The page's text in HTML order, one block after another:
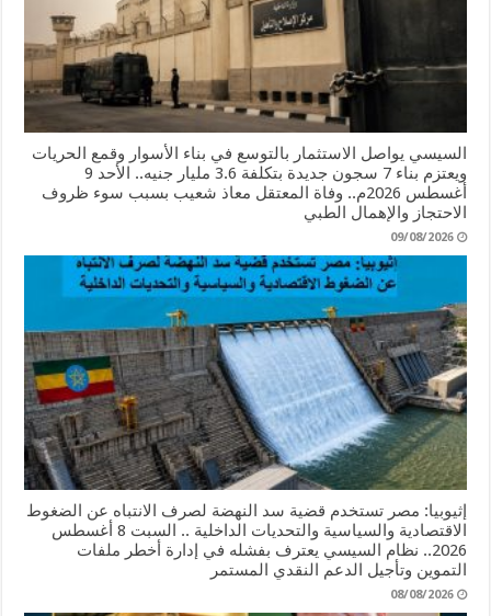
السيسي يواصل الاستثمار بالتوسع في بناء الأسوار وقمع الحريات
ويعتزم بناء 7 سجون جديدة بتكلفة 3.6 مليار جنيه.. الأحد 9
أغسطس 2026م.. وفاة المعتقل معاذ شعيب بسبب سوء ظروف
الاحتجاز والإهمال الطبي
09/08/2026
إثيوبيا: مصر تستخدم قضية سد النهضة لصرف الانتباه عن الضغوط
الاقتصادية والسياسية والتحديات الداخلية .. السبت 8 أغسطس
2026.. نظام السيسي يعترف بفشله في إدارة أخطر ملفات
التموين وتأجيل الدعم النقدي المستمر
08/08/2026